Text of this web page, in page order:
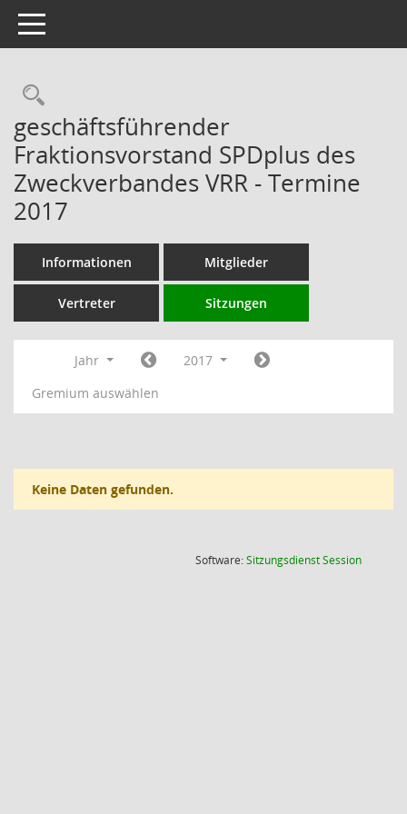
Toggle navigation
Rechercheauswahl
geschäftsführender
Fraktionsvorstand SPDplus des
Zweckverbandes VRR - Termine
2017
Informationen Mitglieder
Vertreter Sitzungen
Jahr
2017
Gremium auswählen
Keine Daten gefunden.
Software:SitzungsdienstSession(Wird in